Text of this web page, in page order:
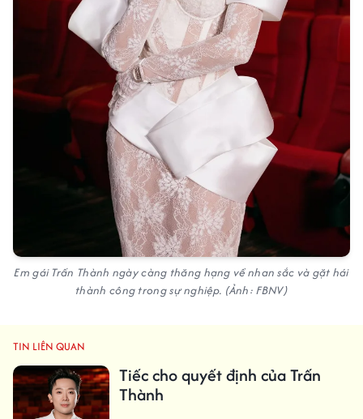
Em gái Trấn Thành ngày càng thăng hạng về nhan sắc và gặt hái
thành công trong sự nghiệp. (Ảnh: FBNV)
TIN LIÊN QUAN
Tiếc cho quyết định của Trấn
Thành